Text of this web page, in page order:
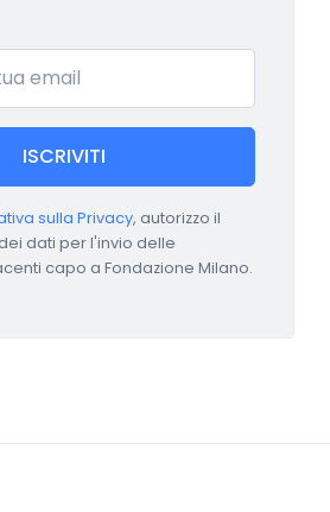
ISCRIVITI
sulla Privacy, autorizzo il
dati per l'invio delle
capo a Fondazione Milano.